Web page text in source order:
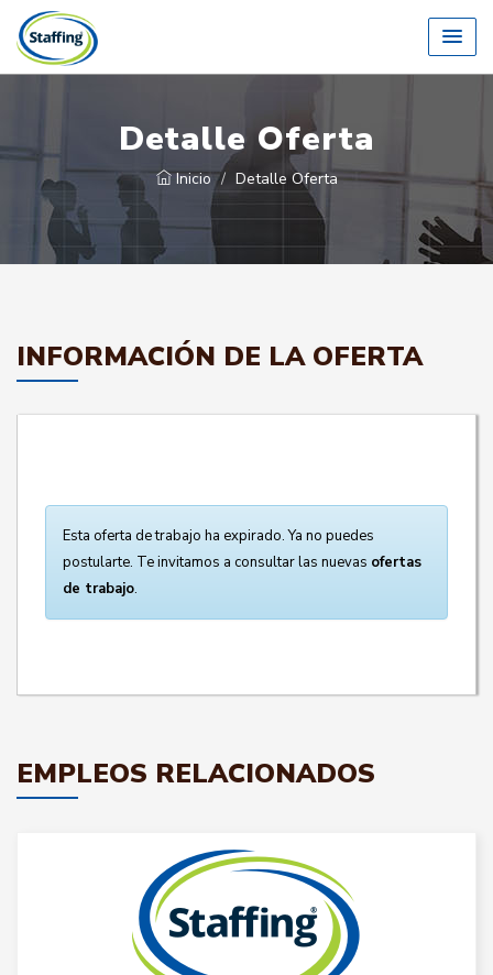
Detalle Oferta
Inicio Detalle Oferta
INFORMACIÓN DE LA OFERTA
Esta oferta de trabajo ha expirado. Ya no puedes
postularte. Te invitamos a consultar las nuevas ofertas
de trabajo.
EMPLEOS RELACIONADOS